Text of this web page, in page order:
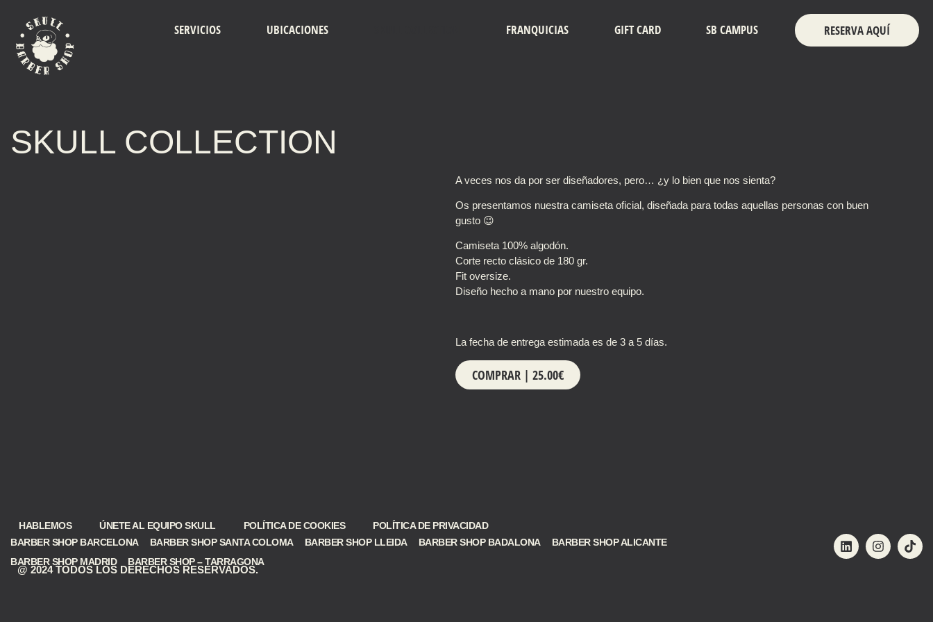
SERVICIOS UBICACIONES FRANQUICIAS GIFT CARD SB CAMPUS RESERVA AQUÍ
SKULL COLLECTION
A veces nos da por ser diseñadores, pero… ¿y lo bien que nos sienta?
Os presentamos nuestra camiseta oficial, diseñada para todas aquellas personas con buen
gusto 😉
Camiseta 100% algodón.
Corte recto clásico de 180 gr.
Fit oversize.
Diseño hecho a mano por nuestro equipo.
La fecha de entrega estimada es de 3 a 5 días.
COMPRAR | 25.00€
HABLEMOS ÚNETE AL EQUIPO SKULL POLÍTICA DE COOKIES
POLÍTICA DE PRIVACIDAD
BARBER SHOP BARCELONA
BARBER SHOP SANTA COLOMA BARBER SHOP LLEIDA BARBER SHOP BADALONA
BARBER SHOP ALICANTE
BARBER SHOP MADRID
BARBER SHOP – TARRAGONA
@ 2024 TODOS LOS DERECHOS RESERVADOS.